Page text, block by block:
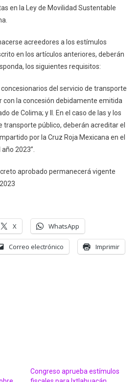
en la Ley de Movilidad Sustentable
acreedores a los estímulos
en los artículos anteriores, deberán
los siguientes requisitos:
concesionarios del servicio de transporte
con la concesión debidamente emitida
de Colima; y II. En el caso de las y los
transporte público, deberán acreditar el
por la Cruz Roja Mexicana en el
2023”.
aprobado permanecerá vigente
X WhatsApp
Correo electrónico Imprimir
Congreso aprueba estímulos